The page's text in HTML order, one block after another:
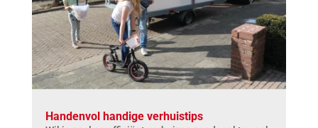
Handenvol handige verhuistips